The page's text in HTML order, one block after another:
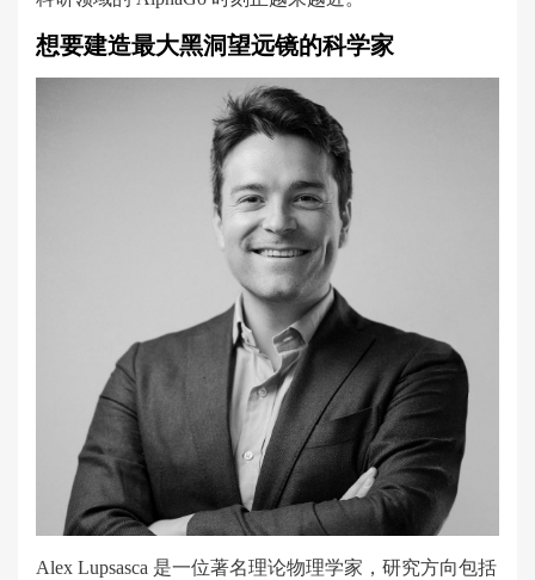
想要建造最大黑洞望远镜的科学家
Alex Lupsasca 是一位著名理论物理学家，研究方向包括